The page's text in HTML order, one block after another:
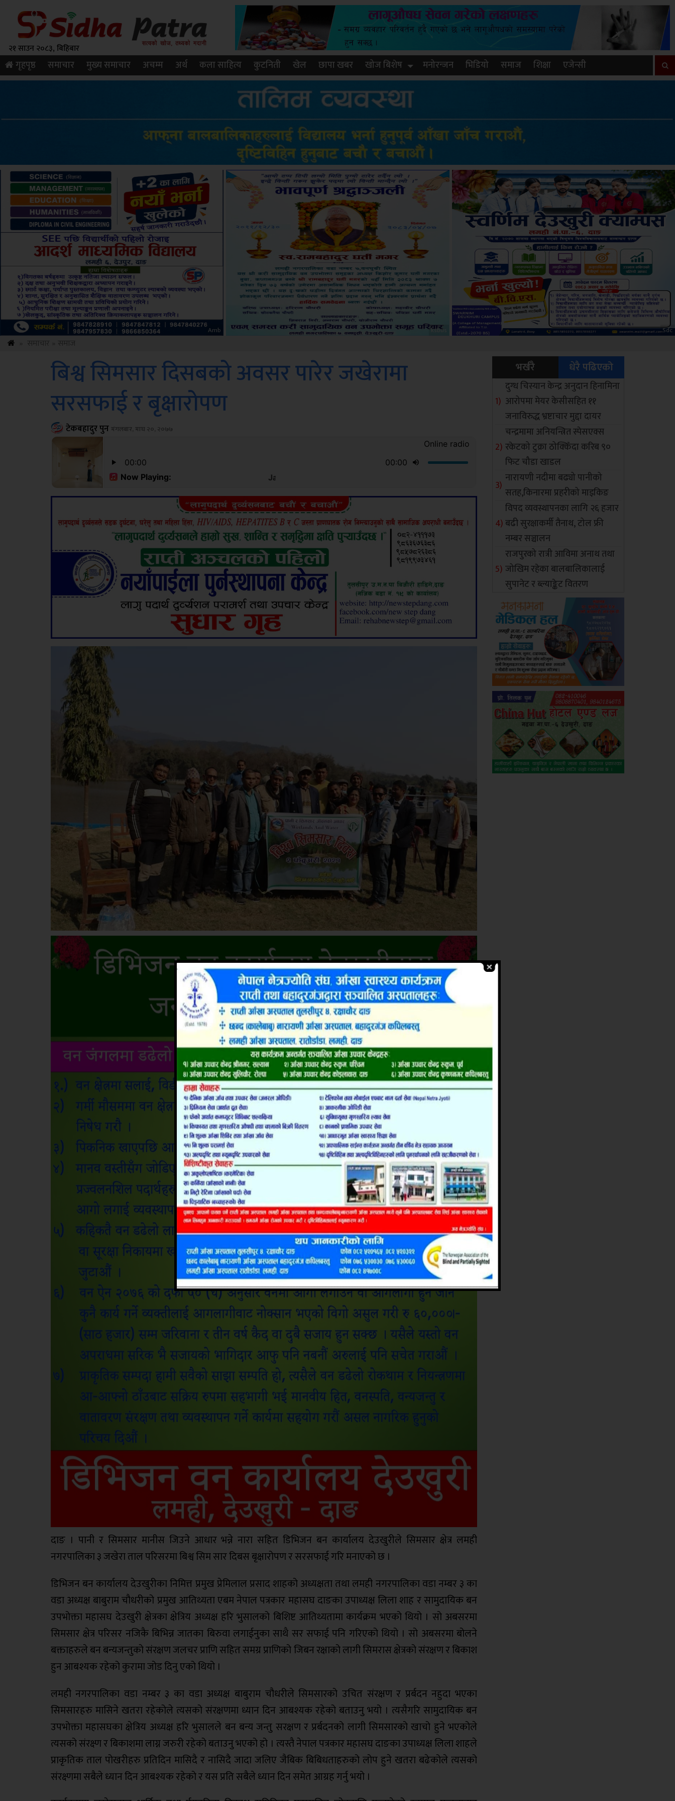
२१ साउन २०८३, बिहिबार
गृहपृष्ठ समाचार मुख्य समाचार अचम्म अर्थ कला साहित्य कुटनिती खेल छापा खबर खोज बिशेष मनोरन्जन भिडियो समाज शिक्षा एजेन्सी
ksbus Sdc Amb
बिश्व सिमसार दिसबको अवसर पारेर जखेरामा
सरसफाई र बृक्षारोपण
टेकबहादुर पुनमंगलबार, माघ २०, २०७७
दाङ । पानी र सिमसार मानीस जिउने आधार भन्ने नारा सहित डिभिजन बन कार्यालय देउखुरीले सिमसार क्षेत्र लमही
नगरपालिका ३ जखेरा ताल परिसरमा बिश्व सिम सार दिबस बृक्षारोपण र सरसफाई गरि मनाएको छ ।
डिभिजन बन कार्यालय देउखुरीका निमित्त प्रमुख प्रेमिलाल प्रसाद शाहको अध्यक्षता तथा लमही नगरपालिका वडा नम्बर ३ का
वडा अध्यक्ष बाबुराम चौधरीको प्रमुख आतिथ्यता एबम नेपाल पत्रकार महासघ दाङका उपाध्यक्ष लिला शाह र सामुदायिक बन
उपभोक्ता महासघ देउखुरी क्षेत्रका क्षेत्रिय अध्यक्ष हरि भुसालको बिशिष्ट आतिथ्यतामा कार्यक्रम भएको थियो । सो अबसरमा
सिमसार क्षेत्र परिसर नजिकै बिभिन्न जातका बिरुवा लगाईनुका साथै सर सफाई पनि गरिएको थियो । सो अबसरमा बोलने
बक्ताहरुले बन बन्यजन्तुको संरक्षण जलचर प्राणि सहित समग्र प्राणिको जिबन रक्षाको लागी सिमरास क्षेत्रको संरक्षण र बिकाश
हुन आबश्यक रहेको कुरामा जोड दिनु एको थियो ।
लमही नगरपालिका वडा नम्बर ३ का वडा अध्यक्ष बाबुराम चौधरीले सिमसारको उचित संरक्षण र प्रर्बदन नहुदा भएका
सिमसारहरु मासिने खतरा रहेकोले त्यसको संरक्षणमा ध्यान दिन आबश्यक रहेको बताउनु भयो । त्यसैगरि सामुदायिक बन
उपभोक्ता महासघका क्षेत्रिय अध्यक्ष हरि भुसालले बन बन्य जन्तु सरक्षण र प्रर्बदनको लागी सिमसारको खाचो हुने भएकोले
त्यसको संरक्ष्ण र बिकाशमा लाग्न जरुरी रहेको बताउनु भएको हो । त्यस्तै नेपाल पत्रकार महासघ दाङका उपाध्यक्ष लिला शाहले
प्राकृतिक ताल पोखरीहरु प्रतिदिन मासिदै र नासिदै जादा जलिए जैबिक बिबिधताहरुको लोप हुने खतरा बढेकोले त्यसको
संरक्ष्णमा सबैले ध्यान दिन आबश्यक रहेको र यस प्रति सबैले ध्यान दिन समेत आग्रह गर्नु भयो ।
भर्खरै धेरै पढिएको
दुग्ध चिस्यान केन्द्र अनुदान हिनामिना
आरोपमा मेयर केसीसहित ११
जनाविरुद्ध भ्रष्टाचार मुद्दा दायर
चन्द्रमामा अनियन्त्रित स्पेसएक्स
रकेटको टुक्रा ठोक्किँदा करिब ९०
फिट चौडा खाडल
नारायणी नदीमा बढ्यो पानीको
सतह,किनारमा प्रहरीको माइकिङ
विपद व्यवस्थापनका लागि २६ हजार
बढी सुरक्षाकर्मी तैनाथ, टोल फ्री
नम्बर सञ्चालन
राजपुरको रात्री आविमा अनाथ तथा
जोखिम रहेका बालबालिकालाई
सुपानेट र ब्ल्याङ्केट वितरण